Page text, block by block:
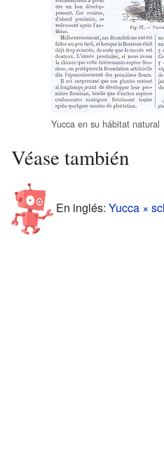
Yucca en su hábitat natural
Véase también
En inglés: Yucca ×